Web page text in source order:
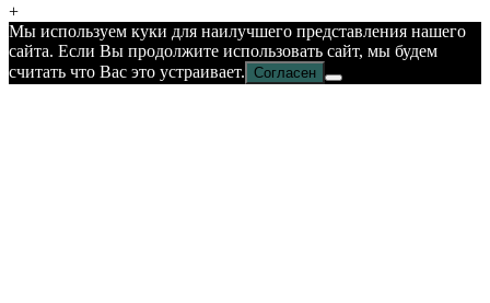
+
Мы используем куки для наилучшего представления нашего
сайта. Если Вы продолжите использовать сайт, мы будем
считать что Вас это устраивает. Согласен